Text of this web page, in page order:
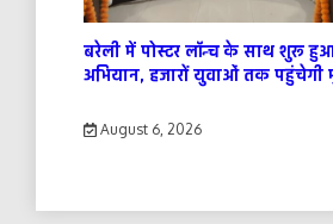
बरेली में पोस्टर लॉन्च के साथ शुरू हुआ
अभियान, हजारों युवाओं तक पहुंचेगी
August 6, 2026